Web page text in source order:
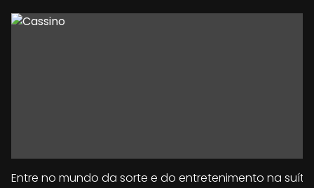
Entre no mundo da sorte e do entretenimento na suíte